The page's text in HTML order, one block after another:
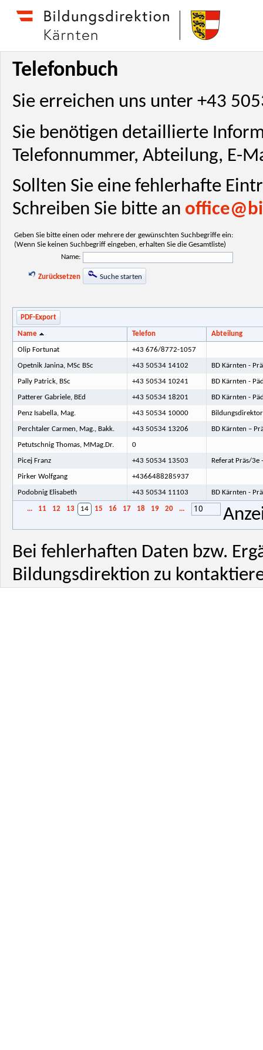
Telefonbuch
Sie erreichen uns unter +43
Sie benötigen detaillierte
Telefonnummer, Abteilung, E-
Sollten Sie eine fehlerhafte
Schreiben Sie bitte an
Geben Sie bitte einen oder mehrere der gewünschten Suchbegriffe ein:
(Wenn Sie keinen Suchbegriff eingeben, erhalten Sie die Gesamtliste)
Name:
Zurücksetzen Suche starten
PDF-Export
Name Telefon Abteilung
Olip Fortunat +43 676/8772-1057
Opetnik Janina, MSc BSc +43 50534 14102 BD Kärnten -
Pally Patrick, BSc +43 50534 10241 BD Kärnten -
Patterer Gabriele, BEd +43 50534 18201 BD Kärnten -
Penz Isabella, Mag. +43 50534 10000
Perchtaler Carmen, Mag., Bakk. +43 50534 13206 BD Kärnten –
Petutschnig Thomas, MMag.Dr. 0
Picej Franz +43 50534 13503 Referat Präs/3e
Pirker Wolfgang +4366488285937
Podobnig Elisabeth +43 50534 11103 BD Kärnten -
... 11 12 13 14 15 16 17 18 19 20 ... 10
Bei fehlerhaften Daten bzw.
Bildungsdirektion zu